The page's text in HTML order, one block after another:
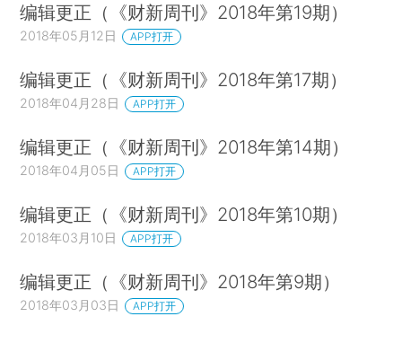
编辑更正（《财新周刊》2018年第19期）
2018年05月12日 APP打开
编辑更正（《财新周刊》2018年第17期）
2018年04月28日 APP打开
编辑更正（《财新周刊》2018年第14期）
2018年04月05日 APP打开
编辑更正（《财新周刊》2018年第10期）
2018年03月10日 APP打开
编辑更正（《财新周刊》2018年第9期）
2018年03月03日 APP打开